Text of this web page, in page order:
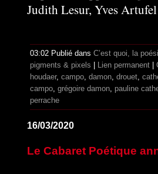
Judith Lesur, Yves
03:02 Publié dans C’est quoi, la
pigments & pixels
Lien permanent
houdaer, campo, damon, drouet,
campo, grégoire damon, pauline
perrache
16/03/2020
Le Cabaret Poétique